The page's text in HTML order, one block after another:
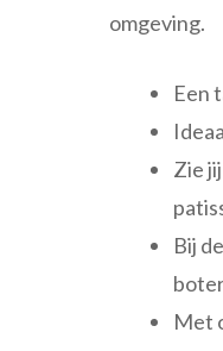
omgeving.
Een
Zie
Bij
Met